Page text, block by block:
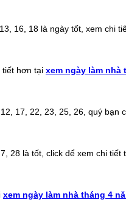
16, 18 là ngày tốt, xem chi
tiết hơn tại xem ngày làm nhà
17, 22, 23, 25, 26, quý bạn
28 là tốt, click để xem chi tiết
xem ngày làm nhà tháng 4